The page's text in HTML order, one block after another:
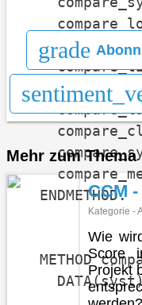
ENDMETHOD.
METHOD
DATA(syst)
grade
Mehr zum Thema
CCM
Kategorie -
Wie
Score
Projekt